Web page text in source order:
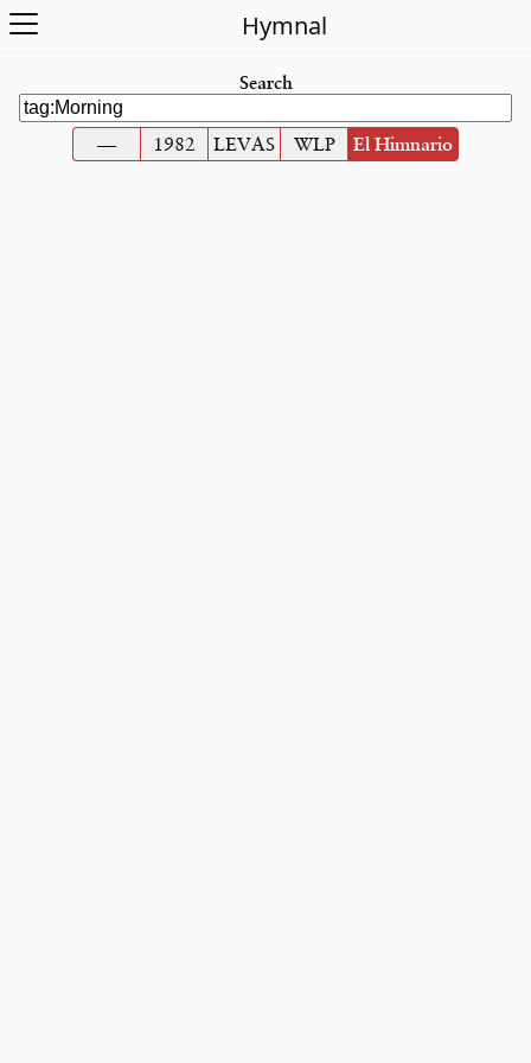
Open Menu Hymnal
Search
— 1982 LEVAS WLP El Himnario